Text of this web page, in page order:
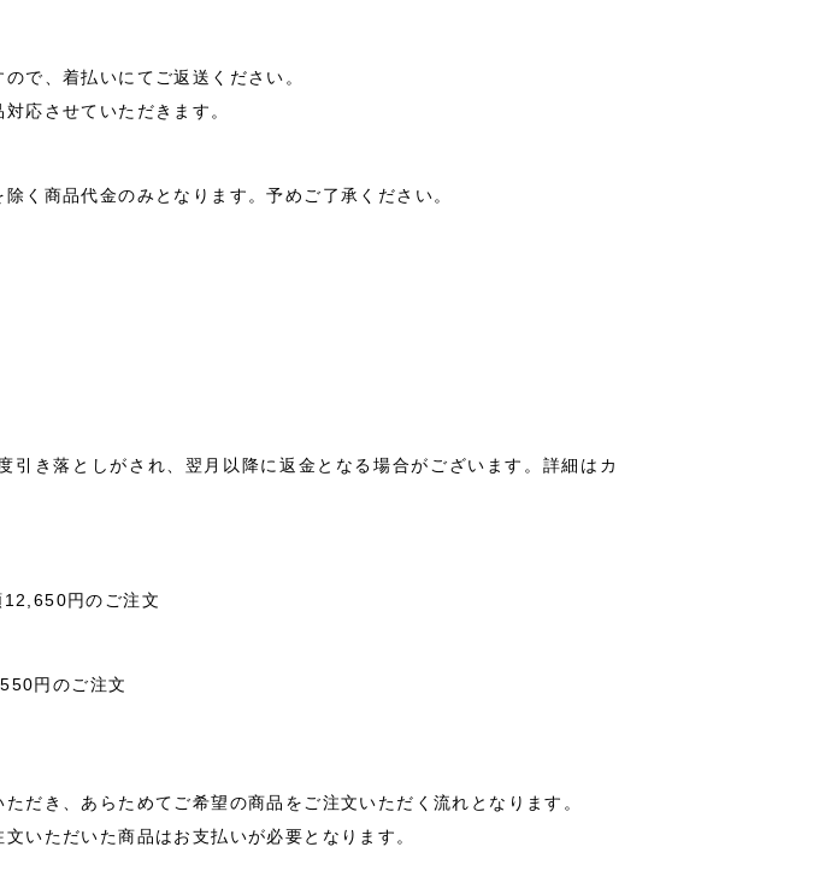
で、着払いにてご返送ください。
応させていただきます。
く商品代金のみとなります。予めご了承ください。
き落としがされ、翌月以降に返金となる場合がございます。詳細はカ
円のご注文
円のご注文
だき、あらためてご希望の商品をご注文いただく流れとなります。
いただいた商品はお支払いが必要となります。